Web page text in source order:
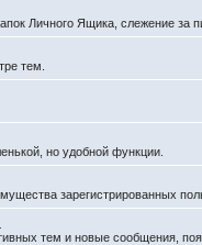
Личного Ящика, слежение за
тем.
но удобной функции.
зарегистрированных
тем и новые сообщения,